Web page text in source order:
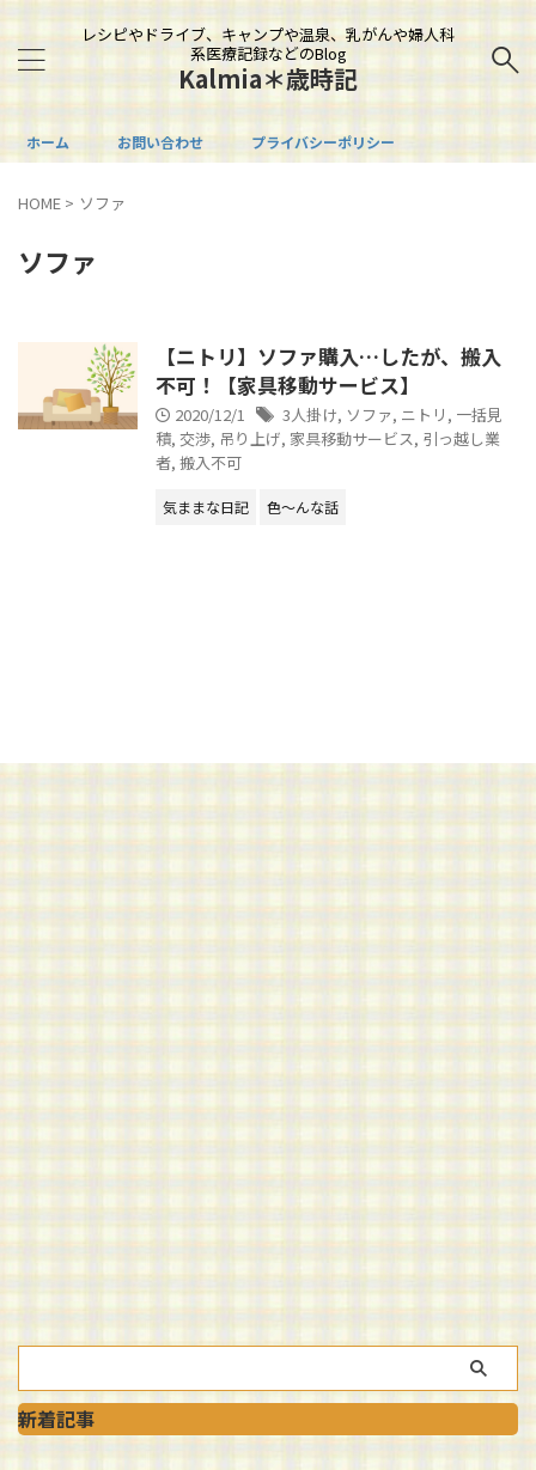
レシピやドライブ、キャンプや温泉、乳がんや婦人科
系医療記録などのBlog
Kalmia＊歳時記
ホーム お問い合わせ プライバシーポリシー
HOME > ソファ
ソファ
【ニトリ】ソファ購入…したが、搬入
不可！【家具移動サービス】
2020/12/1 3人掛け, ソファ, ニトリ , 一括見
積, 交渉, 吊り上げ, 家具移動サービス, 引っ越し業
者, 搬入不可
気ままな日記 色～んな話
新着記事